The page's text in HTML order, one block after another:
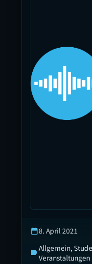
calendar_today8. April 2021
labelAllgemein,
Veranstaltungen